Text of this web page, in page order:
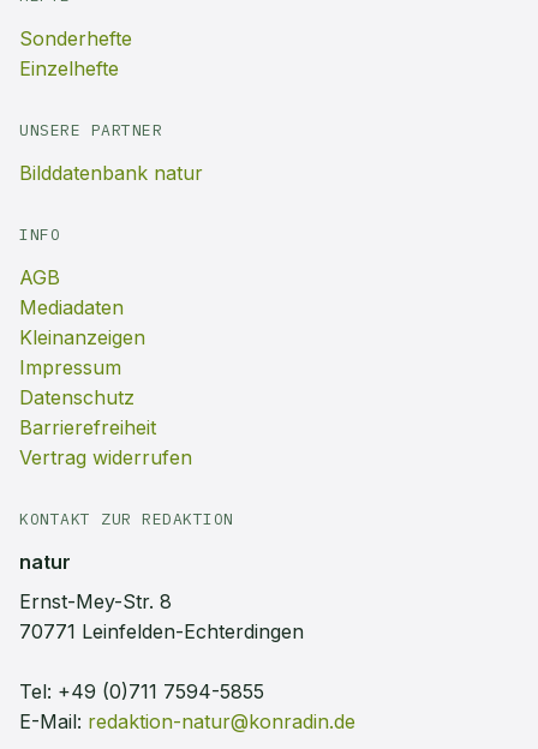
Sonderhefte
Einzelhefte
UNSERE PARTNER
Bilddatenbank natur
INFO
AGB
Mediadaten
Kleinanzeigen
Impressum
Datenschutz
Barrierefreiheit
Vertrag widerrufen
KONTAKT ZUR REDAKTION
natur
Ernst-Mey-Str. 8
70771 Leinfelden-Echterdingen
Tel: +49 (0)711 7594-5855
E-Mail: redaktion-natur@konradin.de